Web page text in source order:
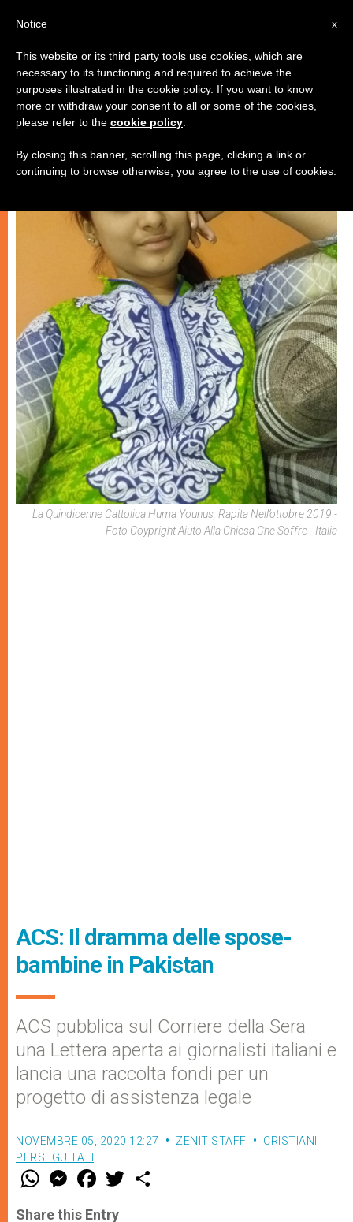
CRISTIANI PERSEGUITATI
La Quindicenne Cattolica Huma Younus, Rapita Nell’ottobre 2019 -
Foto Coypright Aiuto Alla Chiesa Che Soffre - Italia
ACS: Il dramma delle spose-
bambine in Pakistan
ACS pubblica sul Corriere della Sera
una Lettera aperta ai giornalisti italiani e
lancia una raccolta fondi per un
progetto di assistenza legale
NOVEMBRE 05, 2020 12:27 ZENIT STAFF
CRISTIANI
PERSEGUITATI
W
t
M
e
s
F
a
e
w
Share this Entry
x
Notice
This website or its third party tools use cookies, which are
necessary to its functioning and required to achieve the
purposes illustrated in the cookie policy. If you want to know
more or withdraw your consent to all or some of the cookies,
please refer to the cookie policy
By closing this banner, scrolling this page, clicking a link or
continuing to browse otherwise, you agree to the use of cookies.